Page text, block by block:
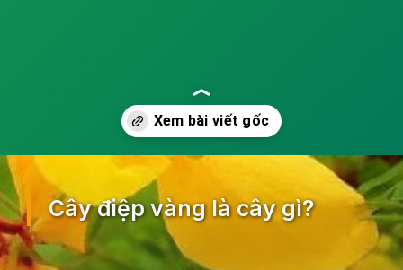
Đang mở https://ocopaz.vn/cay-diep-vang-217
Cây điệp vàng là cây gì?